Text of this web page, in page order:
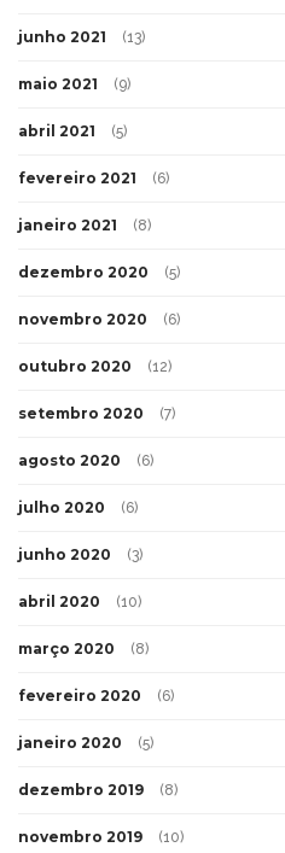
junho 2021 (13)
maio 2021 (9)
abril 2021 (5)
fevereiro 2021 (6)
janeiro 2021 (8)
dezembro 2020 (5)
novembro 2020 (6)
outubro 2020 (12)
setembro 2020 (7)
agosto 2020 (6)
julho 2020 (6)
junho 2020 (3)
abril 2020 (10)
março 2020 (8)
fevereiro 2020 (6)
janeiro 2020 (5)
dezembro 2019 (8)
novembro 2019 (10)